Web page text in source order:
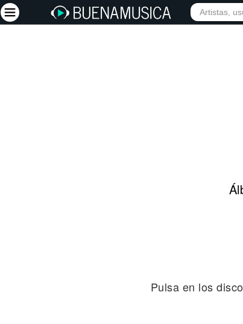
Pulsa en los